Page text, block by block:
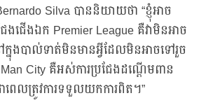
Silva បាននិយាយថា “ខ្ញុំអាច
ងជើងឯក Premier League គឺវាមិនអាច
នុងបាល់ទាត់មិនមានអ្វីដែលមិនអាចទៅរួច
City គឺអស់ការប្រជែងដណ្តើមពាន
េលត្រូវការទទួលយកការពិត។”